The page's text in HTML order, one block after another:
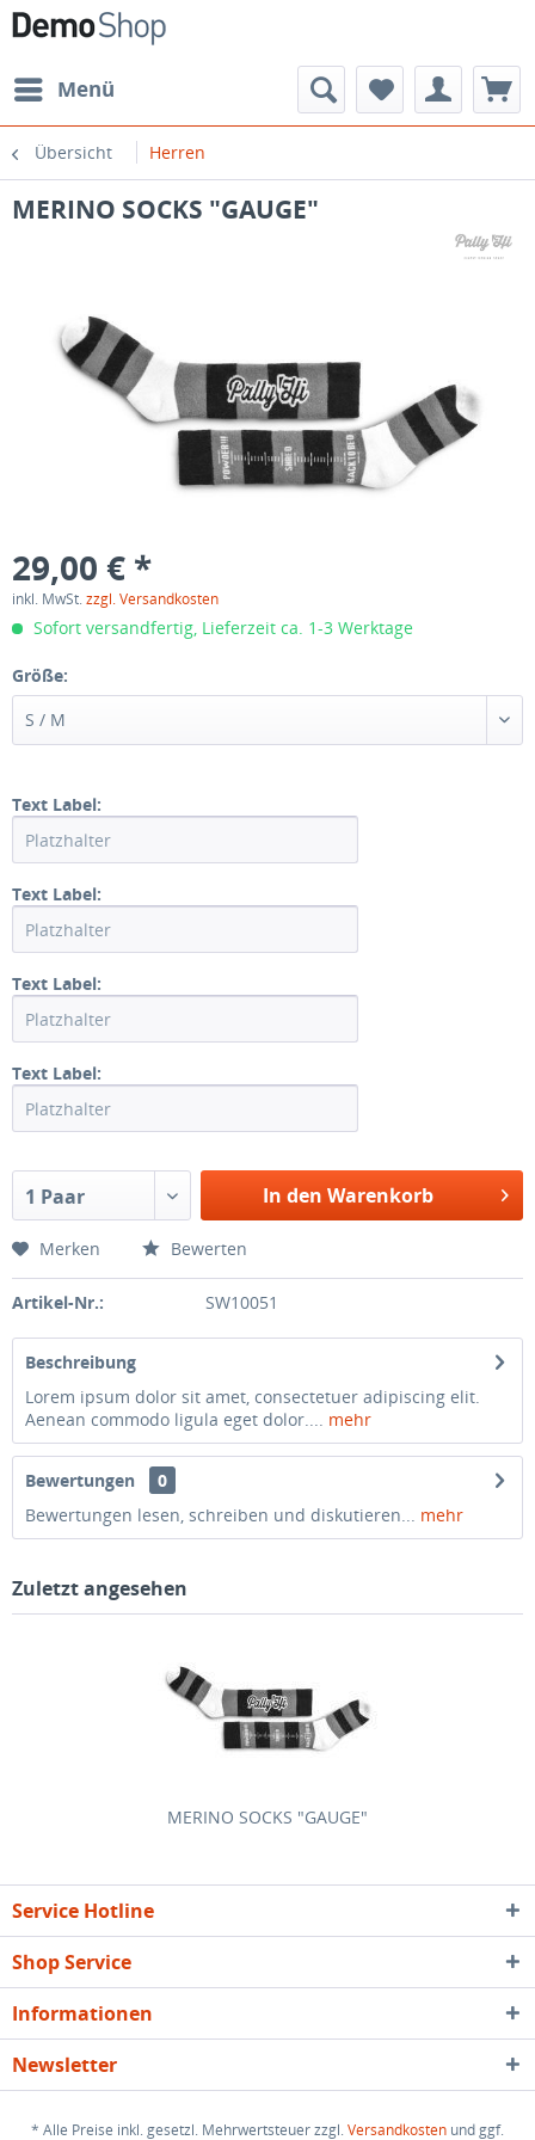
Menü
Übersicht Herren
MERINO SOCKS "GAUGE"
29,00 € *
inkl. MwSt.zzgl. Versandkosten
Sofort versandfertig, Lieferzeit ca. 1-3 Werktage
Größe:
S / M
Text Label:
Text Label:
Text Label:
Text Label:
1 Paar In den Warenkorb
Merken Bewerten
Artikel-Nr.: SW10051
Beschreibung
Lorem ipsum dolor sit amet, consectetuer adipiscing elit.
Aenean commodo ligula eget dolor.... mehr
Bewertungen
0
Bewertungen lesen, schreiben und diskutieren... mehr
Zuletzt angesehen
MERINO SOCKS "GAUGE"
Service Hotline
Shop Service
Informationen
Newsletter
* Alle Preise inkl. gesetzl. Mehrwertsteuer zzgl.Versandkosten und ggf.